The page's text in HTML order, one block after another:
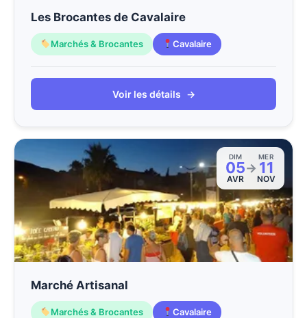
Les Brocantes de Cavalaire
Marchés & Brocantes Cavalaire
Voir les détails →
DIM
05
AVR
→
MER
11
NOV
Marché Artisanal
Marchés & Brocantes Cavalaire